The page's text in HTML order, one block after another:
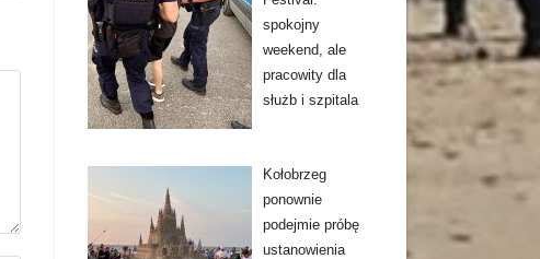
spokojny
weekend, ale
pracowity dla
służb i szpitala
Kołobrzeg
ponownie
podejmie próbę
ustanowienia